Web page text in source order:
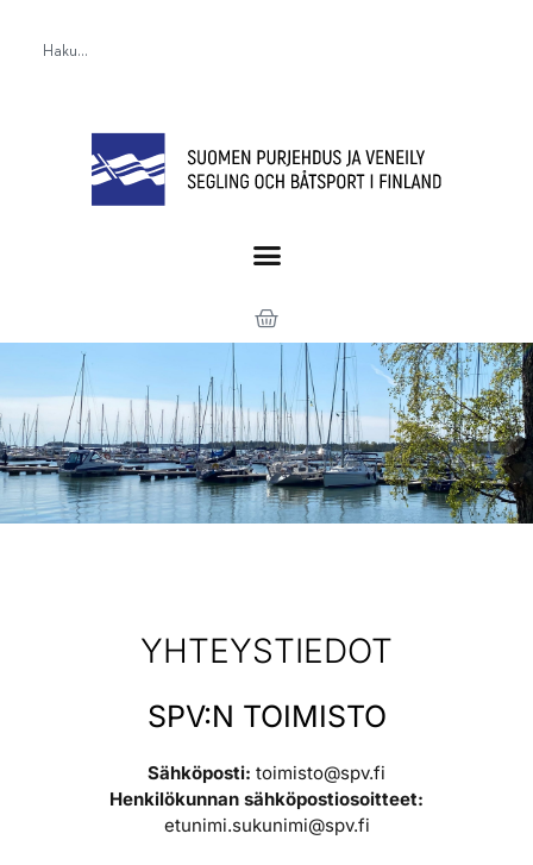
YHTEYSTIEDOT
SPV:N TOIMISTO
Sähköposti: toimisto@spv.fi
Henkilökunnan sähköpostiosoitteet:
etunimi.sukunimi@spv.fi